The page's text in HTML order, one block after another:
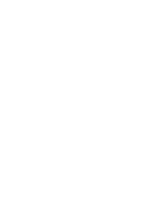
misión
a